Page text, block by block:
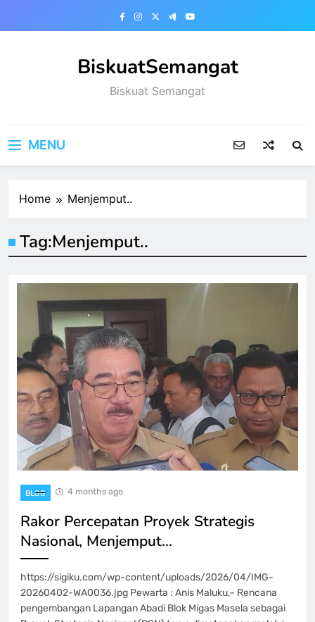
BiskuatSemangat
Biskuat Semangat
MENU
Home Menjemput..
Tag:Menjemput..
BLOG 4 months ago
Rakor Percepatan Proyek Strategis
Nasional, Menjemput…
https://sigiku.com/wp-content/uploads/2026/04/IMG-
20260402-WA0036.jpg Pewarta : Anis Maluku,– Rencana
pengembangan Lapangan Abadi Blok Migas Masela sebagai